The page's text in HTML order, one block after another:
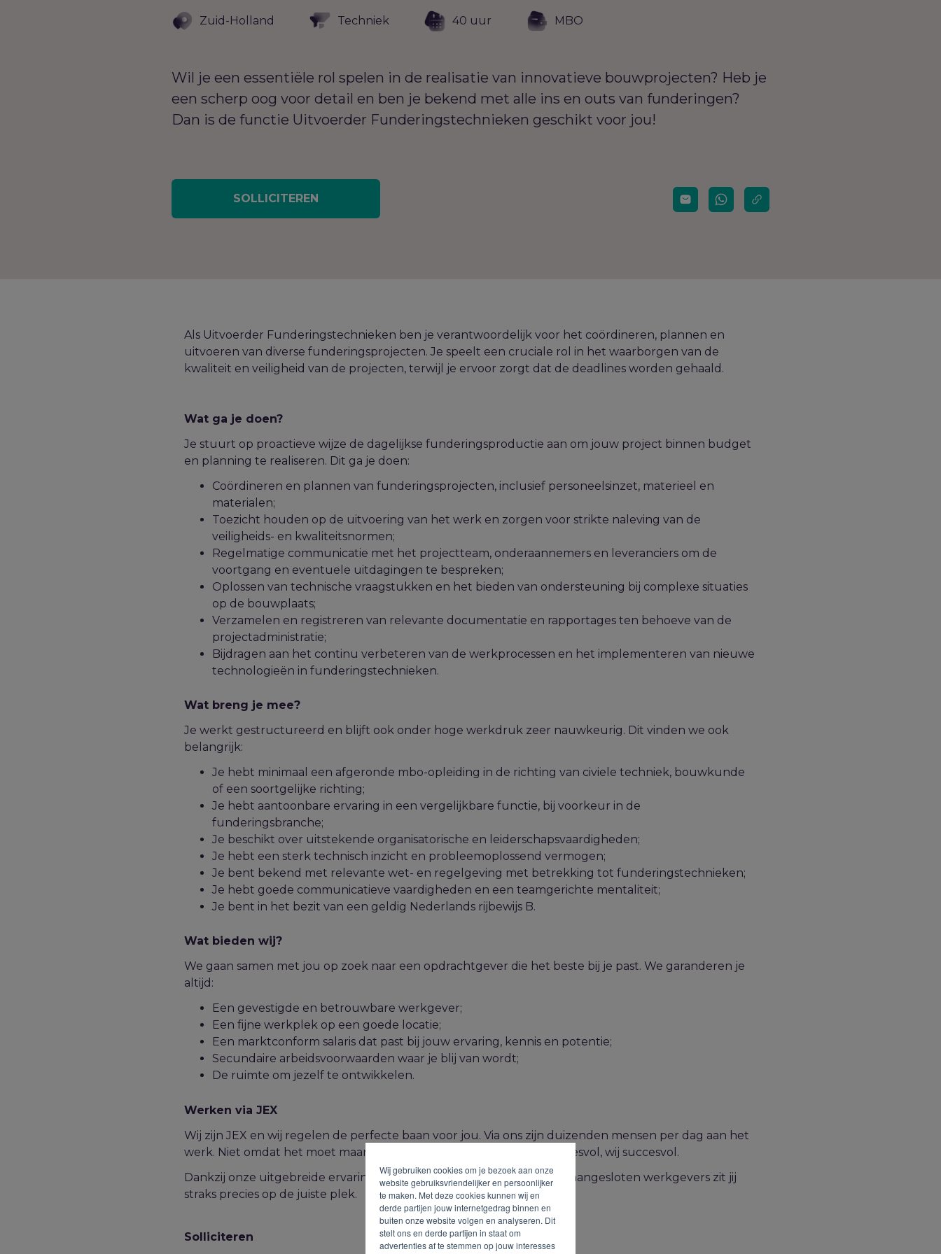
Wij gebruiken cookies om je bezoek aan onze
website gebruiksvriendelijker en persoonlijker
te maken. Met deze cookies kunnen wij en
derde partijen jouw internetgedrag binnen en
buiten onze website volgen en analyseren. Dit
stelt ons en derde partijen in staat om
advertenties af te stemmen op jouw interesses
Zuid-Holland Techniek 40 uur MBO
Wil je een essentiële rol spelen in de realisatie van innovatieve bouwprojecten? Heb je
een scherp oog voor detail en ben je bekend met alle ins en outs van funderingen?
Dan is de functie Uitvoerder Funderingstechnieken geschikt voor jou!
SOLLICITEREN
Als Uitvoerder Funderingstechnieken ben je verantwoordelijk voor het coördineren, plannen en
uitvoeren van diverse funderingsprojecten. Je speelt een cruciale rol in het waarborgen van de
kwaliteit en veiligheid van de projecten, terwijl je ervoor zorgt dat de deadlines worden gehaald.
Wat ga je doen?
Je stuurt op proactieve wijze de dagelijkse funderingsproductie aan om jouw project binnen budget
en planning te realiseren. Dit ga je doen:
Coördineren en plannen van funderingsprojecten, inclusief personeelsinzet, materieel en
materialen;
Toezicht houden op de uitvoering van het werk en zorgen voor strikte naleving van de
veiligheids- en kwaliteitsnormen;
Regelmatige communicatie met het projectteam, onderaannemers en leveranciers om de
voortgang en eventuele uitdagingen te bespreken;
Oplossen van technische vraagstukken en het bieden van ondersteuning bij complexe situaties
op de bouwplaats;
Verzamelen en registreren van relevante documentatie en rapportages ten behoeve van de
projectadministratie;
Bijdragen aan het continu verbeteren van de werkprocessen en het implementeren van nieuwe
technologieën in funderingstechnieken.
Wat breng je mee?
Je werkt gestructureerd en blijft ook onder hoge werkdruk zeer nauwkeurig. Dit vinden we ook
belangrijk:
Je hebt minimaal een afgeronde mbo-opleiding in de richting van civiele techniek, bouwkunde
of een soortgelijke richting;
Je hebt aantoonbare ervaring in een vergelijkbare functie, bij voorkeur in de
funderingsbranche;
Je beschikt over uitstekende organisatorische en leiderschapsvaardigheden;
Je hebt een sterk technisch inzicht en probleemoplossend vermogen;
Je bent bekend met relevante wet- en regelgeving met betrekking tot funderingstechnieken;
Je hebt goede communicatieve vaardigheden en een teamgerichte mentaliteit;
Je bent in het bezit van een geldig Nederlands rijbewijs B.
Wat bieden wij?
We gaan samen met jou op zoek naar een opdrachtgever die het beste bij je past. We garanderen je
altijd:
Een gevestigde en betrouwbare werkgever;
Een fijne werkplek op een goede locatie;
Een marktconform salaris dat past bij jouw ervaring, kennis en potentie;
Secundaire arbeidsvoorwaarden waar je blij van wordt;
De ruimte om jezelf te ontwikkelen.
Werken via JEX
Wij zijn JEX en wij regelen de perfecte baan voor jou. Via ons zijn duizenden mensen per dag aan het
werk. Niet omdat het moet maar omdat ze er blij van worden. Jij succesvol, wij succesvol.
Dankzij onze uitgebreide ervaring in de arbeidsmarkt en honderden aangesloten werkgevers zit jij
straks precies op de juiste plek.
Solliciteren